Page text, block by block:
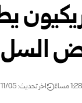
السل
اخر تحديث: 2025/11/05 1:28 مساءً